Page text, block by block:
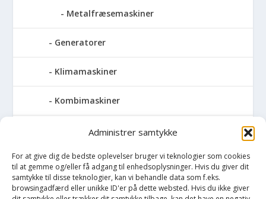
Administrer samtykke
For at give dig de bedste oplevelser bruger vi teknologier som cookies
til at gemme og/eller få adgang til enhedsoplysninger. Hvis du giver dit
samtykke til disse teknologier, kan vi behandle data som f.eks.
browsingadfærd eller unikke ID'er på dette websted. Hvis du ikke giver
Metalfræsemaskiner
Generatorer
Klimamaskiner
Kombimaskiner
Kompressor
Pressemaskiner
Save